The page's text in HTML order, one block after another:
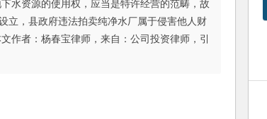
水资源的使用权，应当是特许经营的范畴，故
立，县政府违法拍卖纯净水厂属于侵害他人财
作者：杨春宝律师，来自：公司投资律师，引